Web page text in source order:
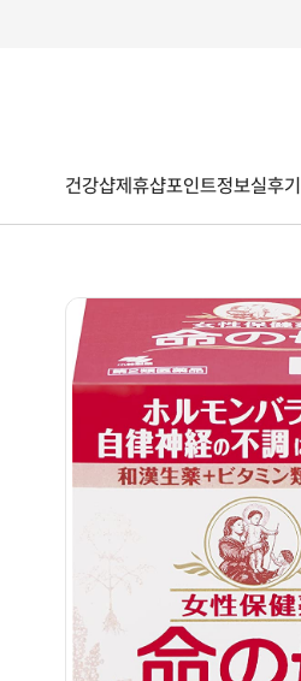
건강샵제휴샵포인트정보실후기